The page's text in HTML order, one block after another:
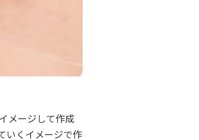
メージして作成
いくイメージで作